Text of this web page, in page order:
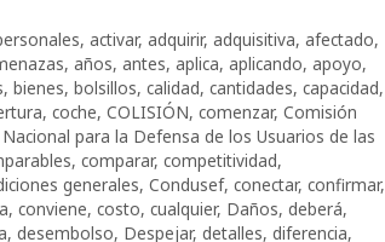
, activar, adquirir, adquisitiva, afectado,
, años, antes, aplica, aplicando, apoyo,
, bienes, bolsillos, calidad, cantidades, capacidad,
, coche, COLISIÓN, comenzar, Comisión
para la Defensa de los Usuarios de las
, comparar, competitividad,
generales, Condusef, conectar, confirmar,
, conviene, costo, cualquier, Daños, deberá,
, desembolso, Despejar, detalles, diferencia,